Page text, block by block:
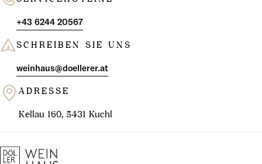
+43 6244 20567
SCHREIBEN SIE UNS
weinhaus@doellerer.at
ADRESSE
Kellau 160, 5431 Kuchl